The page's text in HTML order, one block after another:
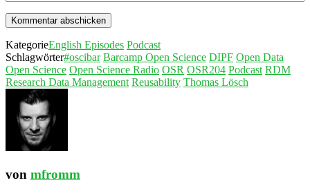
KategorieEnglish Episodes Podcast
Schlagwörter#oscibar Barcamp Open Science DIPF Open Data
Open Science Open Science Radio OSR OSR204 Podcast RDM
Research Data Management Reusability Thomas Lösch
von mfromm